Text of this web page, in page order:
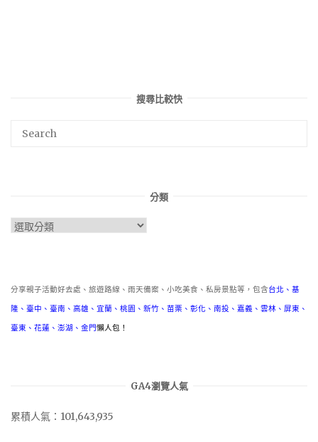
搜尋比較快
分類
分
分享親子活動好去處、旅遊路線、雨天備案、小吃美食、私房景點等，包含台北 、 基
隆 、 臺中 、 臺南 、 高雄 、 宜蘭 、 桃園 、 新竹 、 苗栗 、 彰化 、 南投 、 嘉義 、 雲林 、 屏東 、
臺東 、 花蓮 、 澎湖 、 金門懶人包！
GA4瀏覽人氣
累積人氣：101,643,935